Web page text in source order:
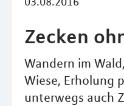
Zecken
Wandern im
Wiese, Erholung
unterwegs auch